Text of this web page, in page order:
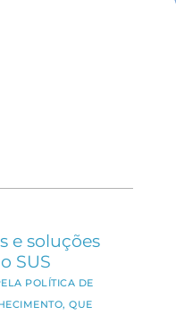
e soluções
SUS
POLÍTICA DE
QUE